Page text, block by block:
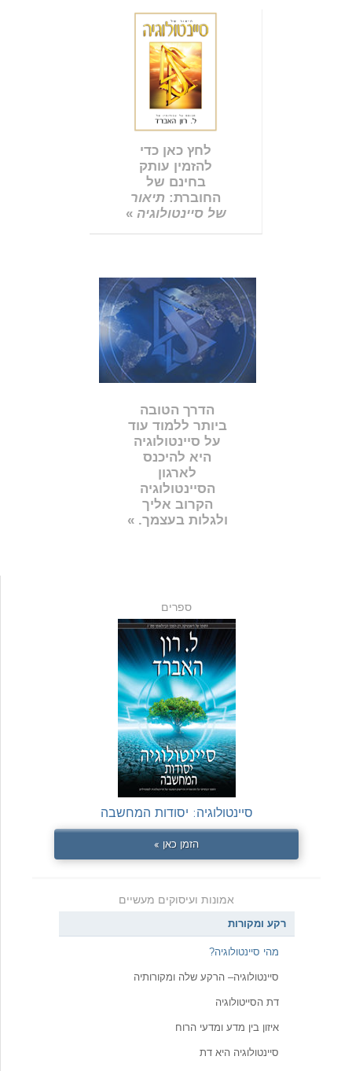
לחץ כאן כדי
להזמין עותק
בחינם של
החוברת: תיאור
של סיינטולוגיה »
הדרך הטובה
ביותר ללמוד עוד
על סיינטולוגיה
היא להיכנס
לארגון
הסיינטולוגיה
הקרוב אליך
ולגלות בעצמך. »
ספרים
סיינטולוגיה: יסודות המחשבה
הזמן כאן »
אמונות ועיסוקים מעשיים
רקע ומקורות
מהי סיינטולוגיה?
סיינטולוגיה– הרקע שלה ומקורותיה
דת הסייטולוגיה
איזון בין מדע ומדעי הרוח
סיינטולוגיה היא דת